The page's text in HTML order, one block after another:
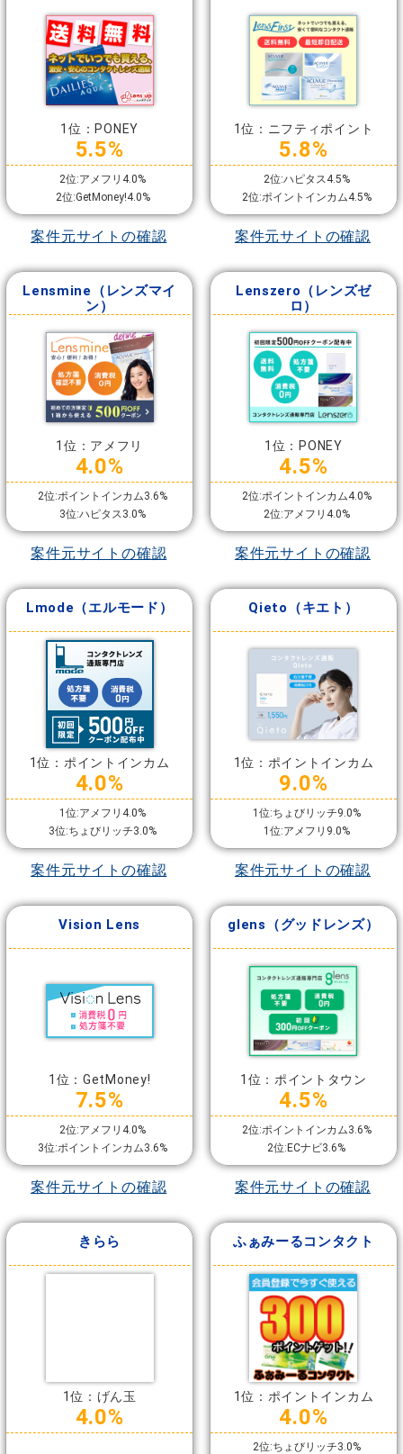
1位：PONEY
5.5%
2位:アメフリ4.0%
2位:GetMoney!4.0%
案件元サイトの確認
1位：ニフティポイント
5.8%
2位:ハピタス4.5%
2位:ポイントインカム4.5%
案件元サイトの確認
Lensmine（レンズマイ
ン）
1位：アメフリ
4.0%
2位:ポイントインカム3.6%
3位:ハピタス3.0%
案件元サイトの確認
Lenszero（レンズゼ
ロ）
1位：PONEY
4.5%
2位:ポイントインカム4.0%
2位:アメフリ4.0%
案件元サイトの確認
Lmode（エルモード）
1位：ポイントインカム
4.0%
1位:アメフリ4.0%
3位:ちょびリッチ3.0%
案件元サイトの確認
Qieto（キエト）
1位：ポイントインカム
9.0%
1位:ちょびリッチ9.0%
1位:アメフリ9.0%
案件元サイトの確認
Vision Lens
1位：GetMoney!
7.5%
2位:アメフリ4.0%
3位:ポイントインカム3.6%
案件元サイトの確認
glens（グッドレンズ）
1位：ポイントタウン
4.5%
2位:ポイントインカム3.6%
2位:ECナビ3.6%
案件元サイトの確認
きらら
1位：げん玉
4.0%
ふぁみーるコンタクト
1位：ポイントインカム
4.0%
2位:ちょびリッチ3.0%